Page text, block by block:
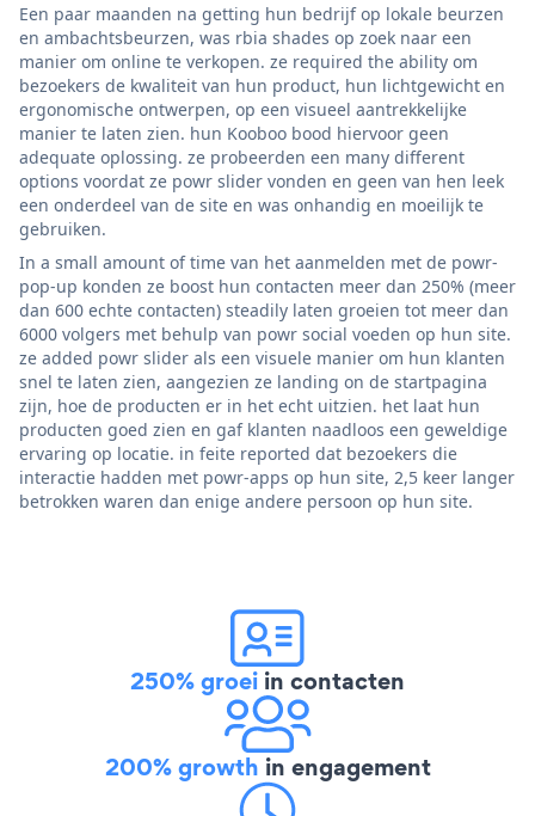
Een paar maanden na getting hun bedrijf op lokale beurzen
en ambachtsbeurzen, was rbia shades op zoek naar een
manier om online te verkopen. ze required the ability om
bezoekers de kwaliteit van hun product, hun lichtgewicht en
ergonomische ontwerpen, op een visueel aantrekkelijke
manier te laten zien. hun Kooboo bood hiervoor geen
adequate oplossing. ze probeerden een many different
options voordat ze powr slider vonden en geen van hen leek
een onderdeel van de site en was onhandig en moeilijk te
gebruiken.
In a small amount of time van het aanmelden met de powr-
pop-up konden ze boost hun contacten meer dan 250% (meer
dan 600 echte contacten) steadily laten groeien tot meer dan
6000 volgers met behulp van powr social voeden op hun site.
ze added powr slider als een visuele manier om hun klanten
snel te laten zien, aangezien ze landing on de startpagina
zijn, hoe de producten er in het echt uitzien. het laat hun
producten goed zien en gaf klanten naadloos een geweldige
ervaring op locatie. in feite reported dat bezoekers die
interactie hadden met powr-apps op hun site, 2,5 keer langer
betrokken waren dan enige andere persoon op hun site.
250% groei in contacten
200% growth in engagement